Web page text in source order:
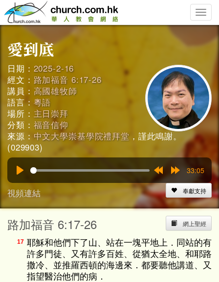
Toggle
日期： 2025-2-16
經文： 路加福音 6:17-26
講員： 高國雄牧師
語言： 粵語
場所： 主日崇拜
分類： 福音信仰
來源： 中文大學崇基學院禮拜堂 ，謹此鳴謝。
(029903)
Rewind
15s
15s
33:05
視頻連結 奉獻支持
網上聖經
路加福音 6:17-26
17 耶穌和他們下了山、站在一塊平地上．同站的有
許多門徒、又有許多百姓、從猶太全地、和耶路
撒冷、並推羅西頓的海邊來．都要聽他講道、又
指望醫治他們的病．